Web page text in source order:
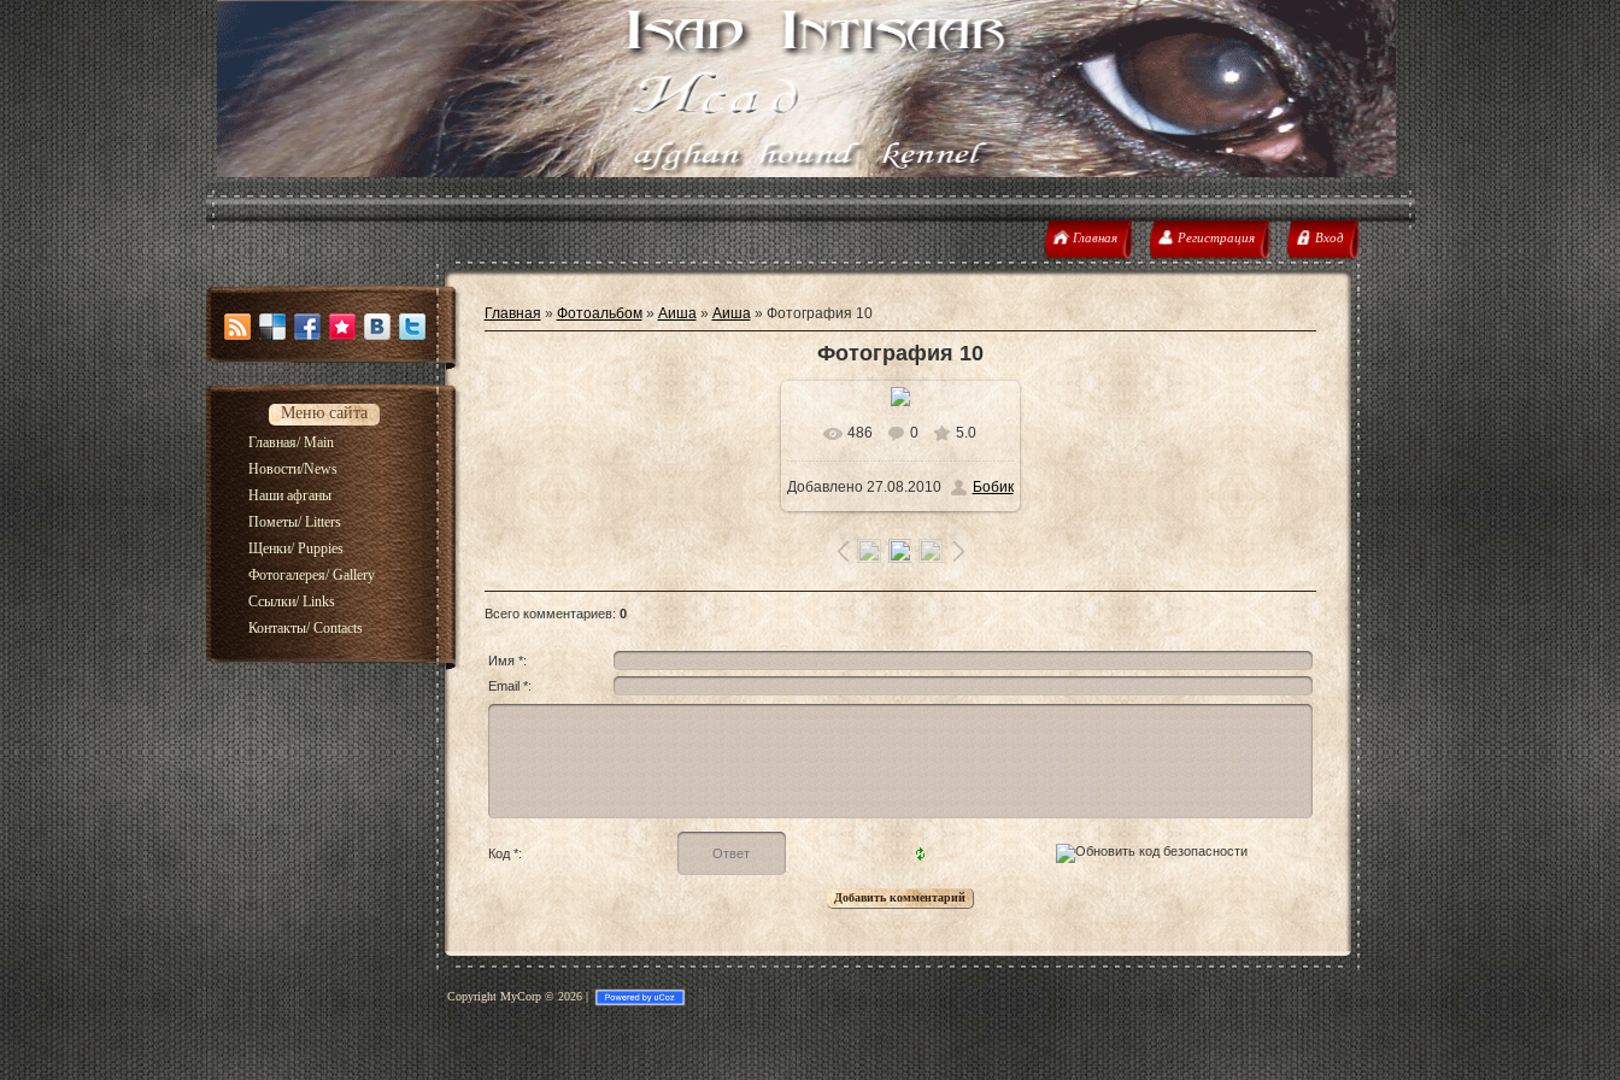
Главная Регистрация Вход
Меню сайта
Главная/ Main
Новости/News
Наши афганы
Пометы/ Litters
Щенки/ Puppies
Фотогалерея/ Gallery
Ссылки/ Links
Контакты/ Contacts
Главная » Фотоальбом» Аиша» Аиша» Фотография 10
Фотография 10
В реальном размере
1600x1200/ 362.6Kb
486 0 5.0
Добавлено27.08.2010 Бобик
Всего комментариев: 0
Имя *:
Email *:
Код *:
Copyright MyCorp © 2026|